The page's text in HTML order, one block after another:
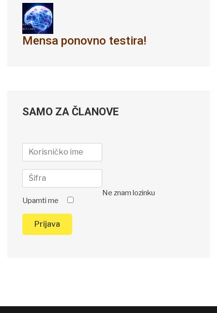
Mensa ponovno testira!
SAMO ZA ČLANOVE
Upamti me
Prijava
Ne znam lozinku